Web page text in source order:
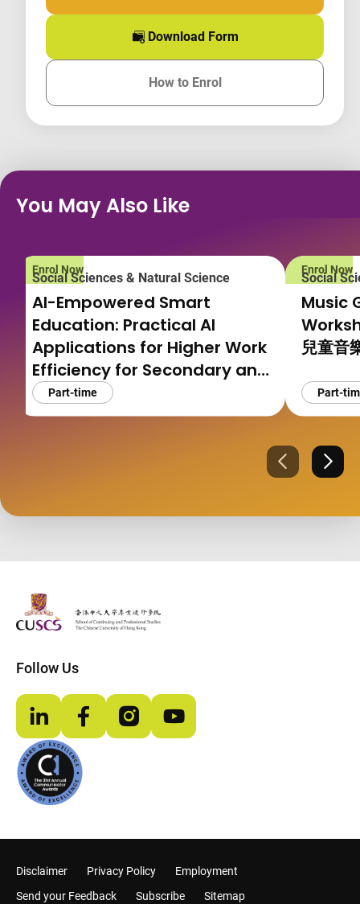
Download Form
How to Enrol
You May Also Like
Enrol Now
Social Sciences & Natural Science
AI-Empowered Smart
Education: Practical AI
Applications for Higher Work
Efficiency for Secondary and
Tertiary Teachers
AI 賦能智慧教育：中學及大專院
Part-time
Enrol Now
Social
Music
兒童音
Part-
PreviousNext
The Chinese Univeristy of hong Kong
Follow Us
LinkedInFacebookInstagramYouTube
Disclaimer Privacy Policy
Employment
Send your Feedback
Subscribe Sitemap